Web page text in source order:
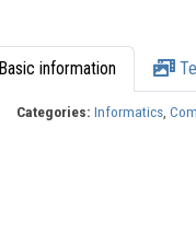
Basic information
Categories: Informatics,